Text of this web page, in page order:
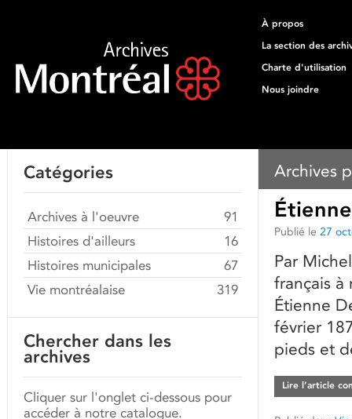
À propos
La section des
Charte d'utilisation
Nous joindre
Archives
Publié le 27
Par
français à
Étienne
février
pieds et
Lire l’article
Catégories
Archives à l'oeuvre
91
Histoires d'ailleurs
16
Histoires municipales
67
Vie montréalaise
319
Chercher dans les
archives
Cliquer sur l'onglet ci-dessous pour
accéder à notre catalogue.